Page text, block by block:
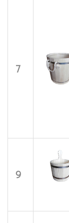
7
9